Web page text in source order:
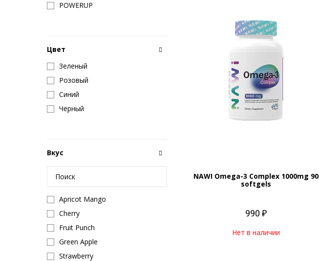
POWERUP
Цвет
Зеленый
Розовый
Синий
Черный
Вкус
Apricot Mango
Cherry
Fruit Punch
Green Apple
Strawberry
NAWI Omega-3 Complex 1000mg 90
softgels
990 ₽
Нет в наличии